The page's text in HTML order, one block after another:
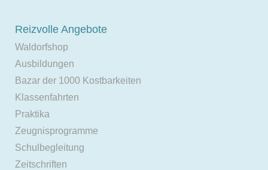
Reizvolle Angebote
Waldorfshop
Ausbildungen
Bazar der 1000 Kostbarkeiten
Klassenfahrten
Praktika
Zeugnisprogramme
Schulbegleitung
Zeitschriften